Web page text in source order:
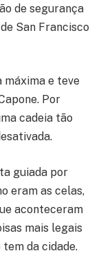
de segurança
San Francisco
máxima e teve
Por
cadeia tão
guiada por
eram as celas,
aconteceram
mais legais
da cidade.